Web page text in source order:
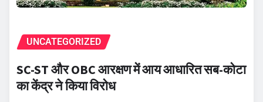
UNCATEGORIZED
SC-ST और OBC आरक्षण में आय आधारित सब-कोटा
का केंद्र ने किया विरोध